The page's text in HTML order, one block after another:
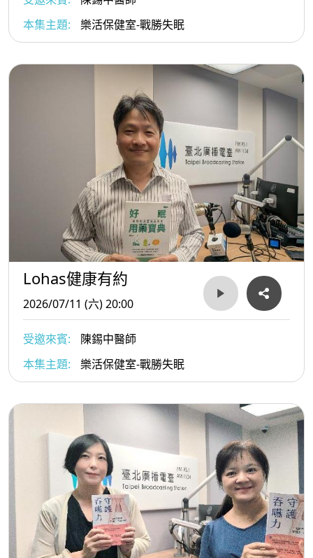
本集主題:
樂活保健室-戰勝失眠
Lohas健康有約
2026/07/11 (六) 20:00
受邀來賓:
陳錫中醫師
本集主題:
樂活保健室-戰勝失眠